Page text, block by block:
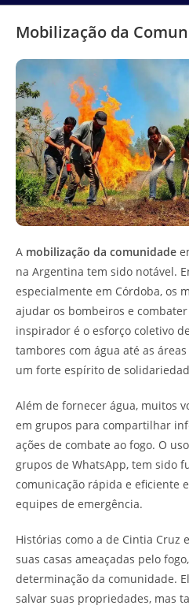
Mobilização da
A mobilização da comunidade
na Argentina tem sido notável.
especialmente em Córdoba, os
ajudar os bombeiros e
inspirador é o esforço coletivo
tambores com água até as
um forte espírito de
Além de fornecer água, muitos
em grupos para compartilhar
ações de combate ao fogo. O
grupos de WhatsApp, tem sido
comunicação rápida e eficiente
equipes de emergência.
Histórias como a de Cintia Cruz
suas casas ameaçadas pelo
determinação da comunidade.
salvar suas propriedades, mas